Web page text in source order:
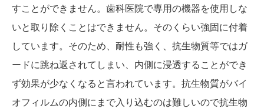
すことができません。歯科医院で専用の機器を使用しな
いと取り除くことはできません。そのくらい強固に付着
しています。そのため、耐性も強く、抗生物質等ではガ
ードに跳ね返されてしまい、内側に浸透することができ
ず効果が少なくなると言われています。抗生物質がバイ
オフィルムの内側にまで入り込むのは難しいので抗生物